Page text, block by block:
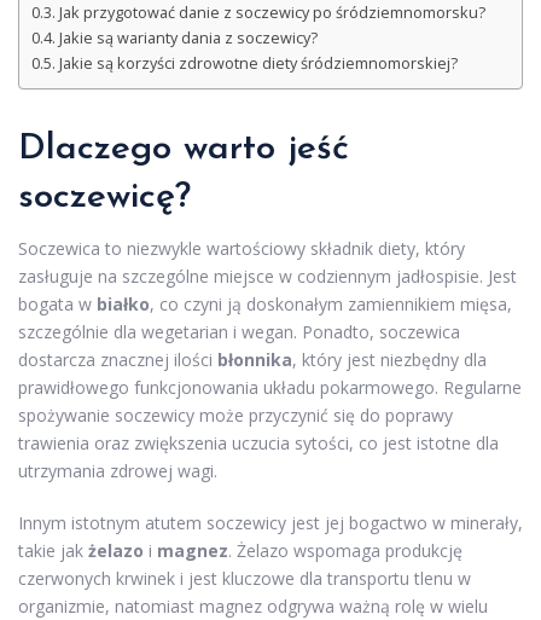
Jak przygotować danie z soczewicy po śródziemnomorsku?
Jakie są warianty dania z soczewicy?
Jakie są korzyści zdrowotne diety śródziemnomorskiej?
Dlaczego warto jeść
soczewicę?
Soczewica to niezwykle wartościowy składnik diety, który
zasługuje na szczególne miejsce w codziennym jadłospisie. Jest
bogata w białko, co czyni ją doskonałym zamiennikiem mięsa,
szczególnie dla wegetarian i wegan. Ponadto, soczewica
dostarcza znacznej ilości błonnika, który jest niezbędny dla
prawidłowego funkcjonowania układu pokarmowego. Regularne
spożywanie soczewicy może przyczynić się do poprawy
trawienia oraz zwiększenia uczucia sytości, co jest istotne dla
utrzymania zdrowej wagi.
Innym istotnym atutem soczewicy jest jej bogactwo w minerały,
takie jak żelazo i magnez. Żelazo wspomaga produkcję
czerwonych krwinek i jest kluczowe dla transportu tlenu w
organizmie, natomiast magnez odgrywa ważną rolę w wielu